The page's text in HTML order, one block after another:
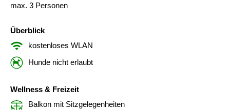
max. 3 Personen
Überblick
kostenloses WLAN
Hunde nicht erlaubt
Wellness & Freizeit
Balkon mit Sitzgelegenheiten